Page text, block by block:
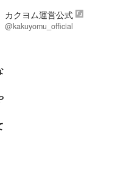
カクヨム運営公式
@kakuyomu_official